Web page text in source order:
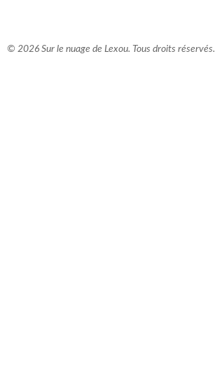
© 2026 Sur le nuage de Lexou. Tous droits réservés.